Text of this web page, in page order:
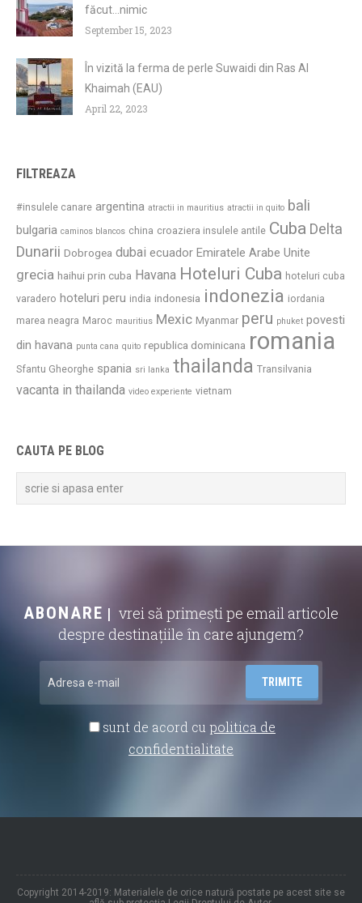
făcut...nimic
September 15, 2023
În vizită la ferma de perle Suwaidi din Ras Al
Khaimah (EAU)
April 22, 2023
FILTREAZA
#insulele canare argentina atractii in mauritius atractii in quito bali
bulgaria caminos blancos china croaziera insulele antile Cuba Delta
Dunarii Dobrogea dubai ecuador Emiratele Arabe Unite
grecia haihui prin cuba Havana Hoteluri Cuba hoteluri cuba
varadero hoteluri peru india indonesia indonezia iordania
marea neagra Maroc mauritius Mexic Myanmar peru phuket povesti
din havana punta cana quito republica dominicana romania
Sfantu Gheorghe spania sri lanka thailanda Transilvania
vacanta in thailanda video experiente vietnam
CAUTA PE BLOG
ABONARE
vrei să primești pe email articole
despre destinațiile în care ajungem?
sunt de acord cu politica de
confidentialitate
Copyright 2014-2019: Materialele de orice natură postate pe acest site se